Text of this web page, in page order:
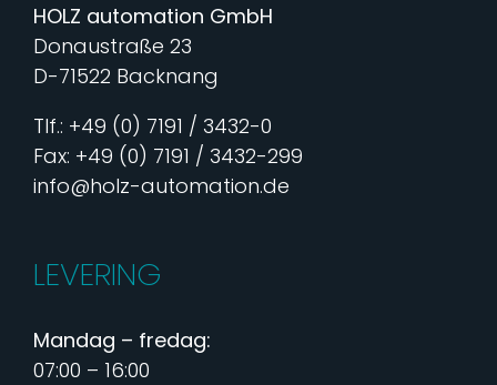
HOLZ automation GmbH
Donaustraße 23
D-71522 Backnang
Tlf.: +49 (0) 7191 / 3432-0
Fax: +49 (0) 7191 / 3432-299
info@holz-automation.de
LEVERING
Mandag – fredag:
07:00 – 16:00